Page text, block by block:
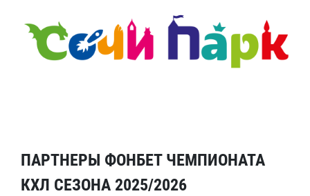
ПАРТНЕРЫ ФОНБЕТ ЧЕМПИОНАТА
КХЛ СЕЗОНА 2025/2026